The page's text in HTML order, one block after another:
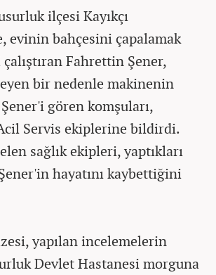
ilçesi Kayıkçı
evinin bahçesini çapalamak
Fahrettin Şener,
bir nedenle makinenin
gören komşuları,
Servis ekiplerine bildirdi.
sağlık ekipleri, yaptıkları
hayatını kaybettiğini
yapılan incelemelerin
Devlet Hastanesi morguna